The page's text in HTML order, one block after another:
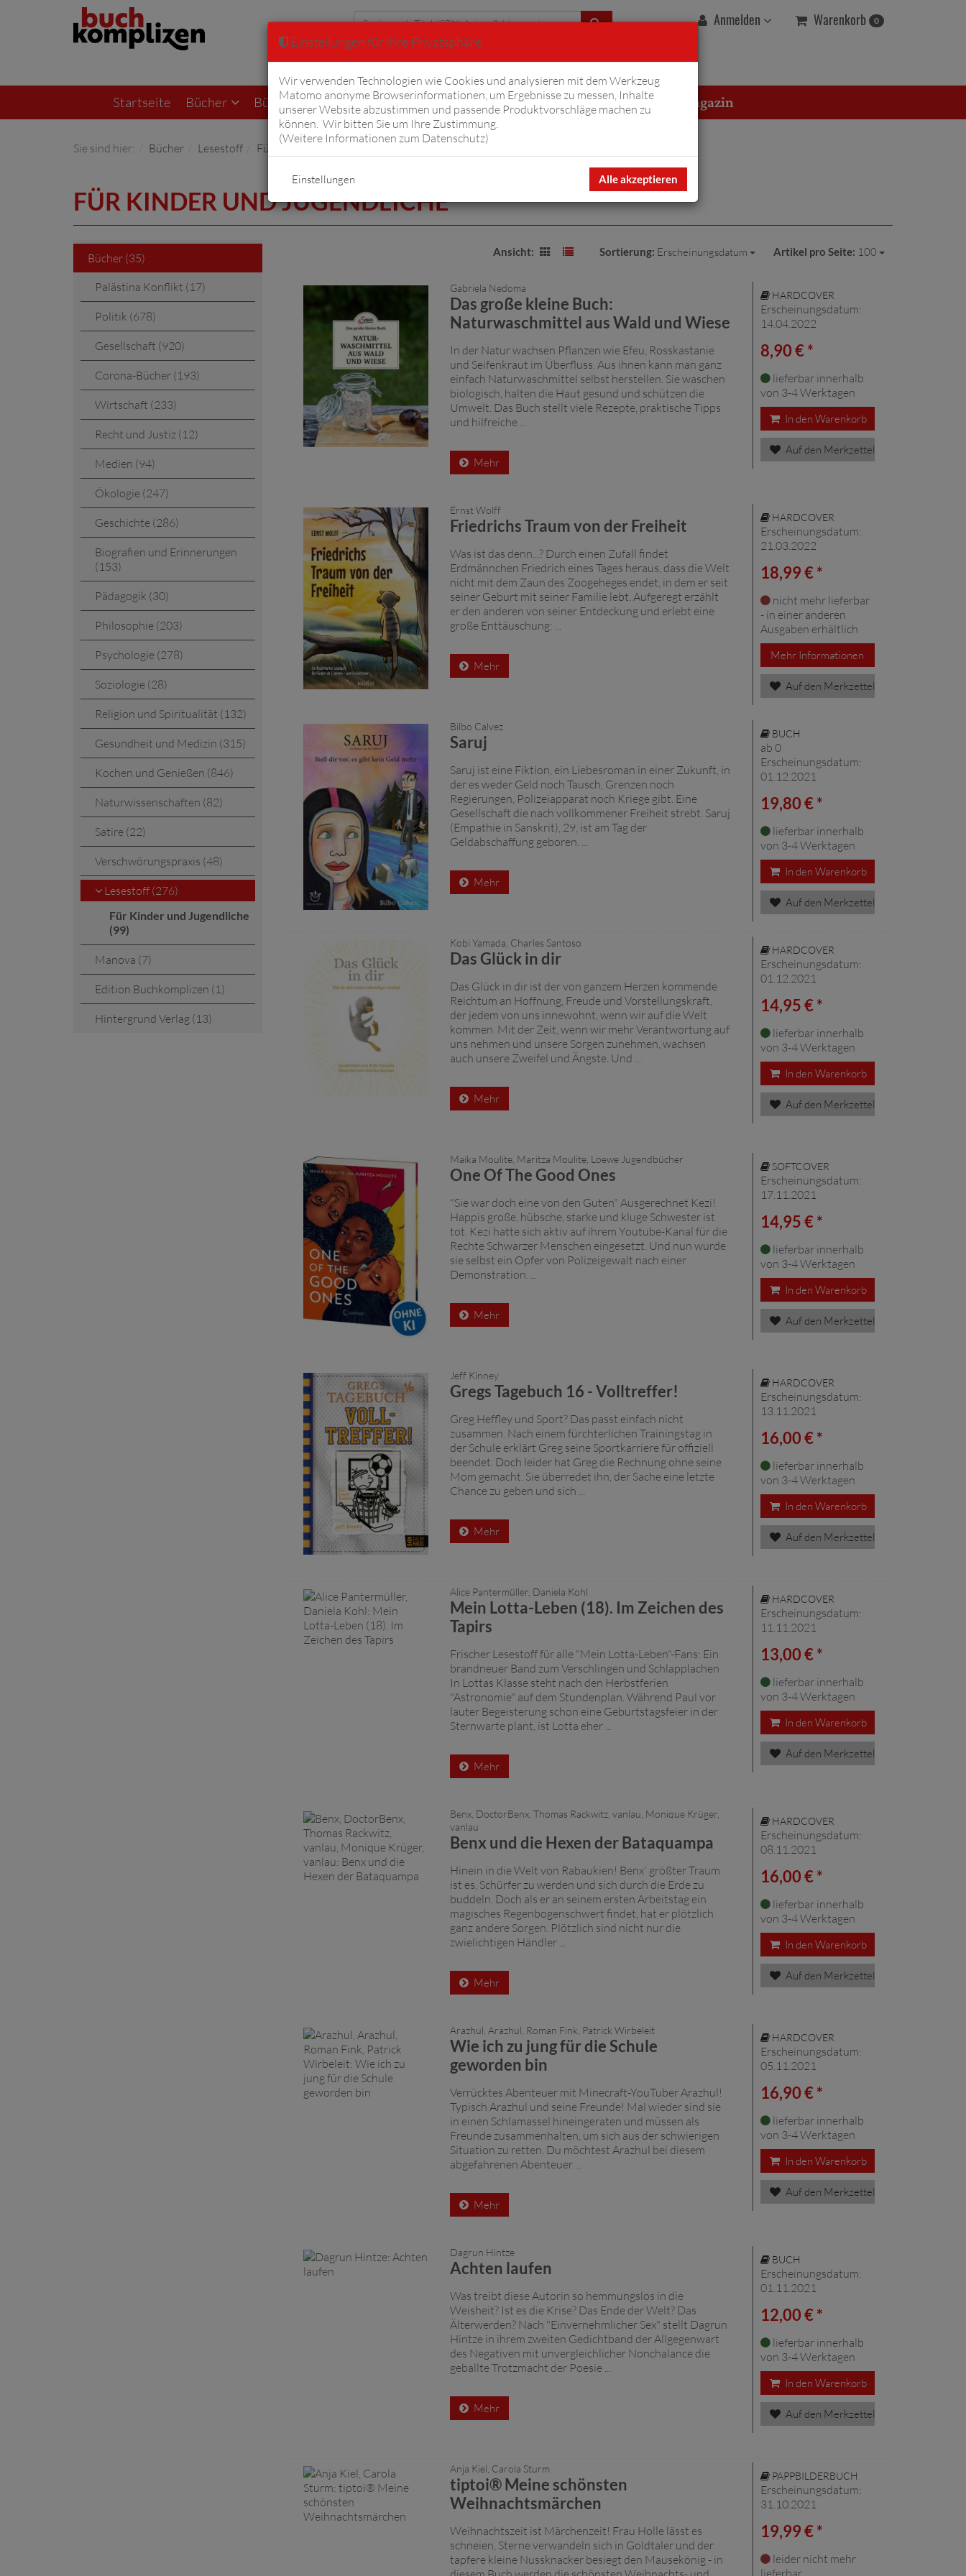
Anmelden Warenkorb 0
Erweiterte Suche
Startseite Bücher Bücher von Fiftyfifty Hörbücher Komplizen Overton Magazin
Sie sind hier: Bücher Lesestoff Für Kinder und Jugendliche
FÜR KINDER UND JUGENDLICHE
Bücher (35)
Palästina Konflikt (17)
Politik (678)
Gesellschaft (920)
Corona-Bücher (193)
Wirtschaft (233)
Recht und Justiz (12)
Medien (94)
Ökologie (247)
Geschichte (286)
Biografien und Erinnerungen
(153)
Pädagogik (30)
Philosophie (203)
Psychologie (278)
Soziologie (28)
Religion und Spiritualität (132)
Gesundheit und Medizin (315)
Kochen und Genießen (846)
Naturwissenschaften (82)
Satire (22)
Verschwörungspraxis (48)
Lesestoff (276)
Für Kinder und Jugendliche
(99)
Manova (7)
Edition Buchkomplizen (1)
Hintergrund Verlag (13)
Ansicht: Sortierung: Erscheinungsdatum Artikel pro Seite: 100
Gabriela Nedoma
Das große kleine Buch:
Naturwaschmittel aus Wald und Wiese
In der Natur wachsen Pflanzen wie Efeu, Rosskastanie
und Seifenkraut im Überfluss. Aus ihnen kann man ganz
einfach Naturwaschmittel selbst herstellen. Sie waschen
biologisch, halten die Haut gesund und schützen die
Umwelt. Das Buch stellt viele Rezepte, praktische Tipps
und hilfreiche ...
Mehr
HARDCOVER
Erscheinungsdatum:
14.04.2022
8,90 € *
lieferbar innerhalb
von 3-4 Werktagen
In den Warenkorb
Auf den Merkzettel
Ernst Wolff
Friedrichs Traum von der Freiheit
Was ist das denn...? Durch einen Zufall findet
Erdmännchen Friedrich eines Tages heraus, dass die Welt
nicht mit dem Zaun des Zoogeheges endet, in dem er seit
seiner Geburt mit seiner Familie lebt. Aufgeregt erzählt
er den anderen von seiner Entdeckung und erlebt eine
große Enttäuschung: ...
Mehr
HARDCOVER
Erscheinungsdatum:
21.03.2022
18,99 € *
nicht mehr lieferbar
- in einer anderen
Ausgaben erhältlich
Mehr Informationen
Auf den Merkzettel
Bilbo Calvez
Saruj
Saruj ist eine Fiktion, ein Liebesroman in einer Zukunft, in
der es weder Geld noch Tausch, Grenzen noch
Regierungen, Polizeiapparat noch Kriege gibt. Eine
Gesellschaft die nach vollkommener Freiheit strebt. Saruj
(Empathie in Sanskrit), 29, ist am Tag der
Geldabschaffung geboren. ...
Mehr
BUCH
ab 0
Erscheinungsdatum:
01.12.2021
19,80 € *
lieferbar innerhalb
von 3-4 Werktagen
In den Warenkorb
Auf den Merkzettel
Kobi Yamada, Charles Santoso
Das Glück in dir
Das Glück in dir ist der von ganzem Herzen kommende
Reichtum an Hoffnung, Freude und Vorstellungskraft,
der jedem von uns innewohnt, wenn wir auf die Welt
kommen. Mit der Zeit, wenn wir mehr Verantwortung auf
uns nehmen und unsere Sorgen zunehmen, wachsen
auch unsere Zweifel und Ängste. Und ...
Mehr
HARDCOVER
Erscheinungsdatum:
01.12.2021
14,95 € *
lieferbar innerhalb
von 3-4 Werktagen
In den Warenkorb
Auf den Merkzettel
Maika Moulite, Maritza Moulite, Loewe Jugendbücher
One Of The Good Ones
"Sie war doch eine von den Guten" Ausgerechnet Kezi!
Happis große, hübsche, starke und kluge Schwester ist
tot. Kezi hatte sich aktiv auf ihrem Youtube-Kanal für die
Rechte Schwarzer Menschen eingesetzt. Und nun wurde
sie selbst ein Opfer von Polizeigewalt nach einer
Demonstration. ...
Mehr
SOFTCOVER
Erscheinungsdatum:
17.11.2021
14,95 € *
lieferbar innerhalb
von 3-4 Werktagen
In den Warenkorb
Auf den Merkzettel
Jeff Kinney
Gregs Tagebuch 16 - Volltreffer!
Greg Heffley und Sport? Das passt einfach nicht
zusammen. Nach einem fürchterlichen Trainingstag in
der Schule erklärt Greg seine Sportkarriere für offiziell
beendet. Doch leider hat Greg die Rechnung ohne seine
Mom gemacht. Sie überredet ihn, der Sache eine letzte
Chance zu geben und sich ...
Mehr
HARDCOVER
Erscheinungsdatum:
13.11.2021
16,00 € *
lieferbar innerhalb
von 3-4 Werktagen
In den Warenkorb
Auf den Merkzettel
Alice Pantermüller, Daniela Kohl
Mein Lotta-Leben (18). Im Zeichen des
Tapirs
Frischer Lesestoff für alle "Mein Lotta-Leben"-Fans: Ein
brandneuer Band zum Verschlingen und Schlapplachen
In Lottas Klasse steht nach den Herbstferien
"Astronomie" auf dem Stundenplan. Während Paul vor
lauter Begeisterung schon eine Geburtstagsfeier in der
Sternwarte plant, ist Lotta eher ...
Mehr
HARDCOVER
Erscheinungsdatum:
11.11.2021
13,00 € *
lieferbar innerhalb
von 3-4 Werktagen
In den Warenkorb
Auf den Merkzettel
Benx, DoctorBenx, Thomas Rackwitz, vanlau, Monique Krüger,
vanlau
Benx und die Hexen der Bataquampa
Hinein in die Welt von Rabaukien! Benx' größter Traum
ist es, Schürfer zu werden und sich durch die Erde zu
buddeln. Doch als er an seinem ersten Arbeitstag ein
magisches Regenbogenschwert findet, hat er plötzlich
ganz andere Sorgen. Plötzlich sind nicht nur die
zwielichtigen Händler ...
Mehr
HARDCOVER
Erscheinungsdatum:
08.11.2021
16,00 € *
lieferbar innerhalb
von 3-4 Werktagen
In den Warenkorb
Auf den Merkzettel
Arazhul, Arazhul, Roman Fink, Patrick Wirbeleit
Wie ich zu jung für die Schule
geworden bin
Verrücktes Abenteuer mit Minecraft-YouTuber Arazhul!
Typisch Arazhul und seine Freunde! Mal wieder sind sie
in einen Schlamassel hineingeraten und müssen als
Freunde zusammenhalten, um sich aus der schwierigen
Situation zu retten. Du möchtest Arazhul bei diesem
abgefahrenen Abenteuer ...
Mehr
HARDCOVER
Erscheinungsdatum:
05.11.2021
16,90 € *
lieferbar innerhalb
von 3-4 Werktagen
In den Warenkorb
Auf den Merkzettel
Dagrun Hintze
Achten laufen
Was treibt diese Autorin so hemmungslos in die
Weisheit? Ist es die Krise? Das Ende der Welt? Das
Älterwerden? Nach "Einvernehmlicher Sex" stellt Dagrun
Hintze in ihrem zweiten Gedichtband der Allgegenwart
des Negativen mit unvergleichlicher Nonchalance die
geballte Trotzmacht der Poesie ...
Mehr
BUCH
Erscheinungsdatum:
01.11.2021
12,00 € *
lieferbar innerhalb
von 3-4 Werktagen
In den Warenkorb
Auf den Merkzettel
Anja Kiel, Carola Sturm
tiptoi® Meine schönsten
Weihnachtsmärchen
Weihnachtszeit ist Märchenzeit! Frau Holle lässt es
schneien, Sterne verwandeln sich in Goldtaler und der
tapfere kleine Nussknacker besiegt den Mausekönig - in
PAPPBILDERBUCH
Erscheinungsdatum:
31.10.2021
19,99 € *
leider nicht mehr
lieferbar
Einstellungen für Ihre Privatsphäre
Wir verwenden Technologien wie Cookies und analysieren mit dem Werkzeug
Matomo anonyme Browserinformationen, um Ergebnisse zu messen, Inhalte
unserer Website abzustimmen und passende Produktvorschläge machen zu
können. Wir bitten Sie um Ihre Zustimmung.
(Weitere Informationen zum Datenschutz)
Alle akzeptieren
Einstellungen